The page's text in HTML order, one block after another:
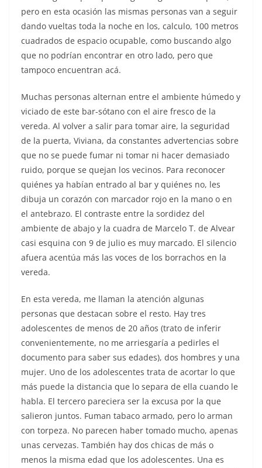
pero en esta ocasión las mismas personas van a seguir
dando vueltas toda la noche en los, calculo, 100 metros
cuadrados de espacio ocupable, como buscando algo
que no podrían encontrar en otro lado, pero que
tampoco encuentran acá.
Muchas personas alternan entre el ambiente húmedo y
viciado de este bar-sótano con el aire fresco de la
vereda. Al volver a salir para tomar aire, la seguridad
de la puerta, Viviana, da constantes advertencias sobre
que no se puede fumar ni tomar ni hacer demasiado
ruido, porque se quejan los vecinos. Para reconocer
quiénes ya habían entrado al bar y quiénes no, les
dibuja un corazón con marcador rojo en la mano o en
el antebrazo. El contraste entre la sordidez del
ambiente de abajo y la cuadra de Marcelo T. de Alvear
casi esquina con 9 de julio es muy marcado. El silencio
afuera acentúa más las voces de los borrachos en la
vereda.
En esta vereda, me llaman la atención algunas
personas que destacan sobre el resto. Hay tres
adolescentes de menos de 20 años (trato de inferir
convenientemente, no me arriesgaría a pedirles el
documento para saber sus edades), dos hombres y una
mujer. Uno de los adolescentes trata de acortar lo que
más puede la distancia que lo separa de ella cuando le
habla. El tercero pareciera ser la excusa por la que
salieron juntos. Fuman tabaco armado, pero lo arman
con torpeza. No parecen haber tomado mucho, apenas
unas cervezas. También hay dos chicas de más o
menos la misma edad que los adolescentes. Una es